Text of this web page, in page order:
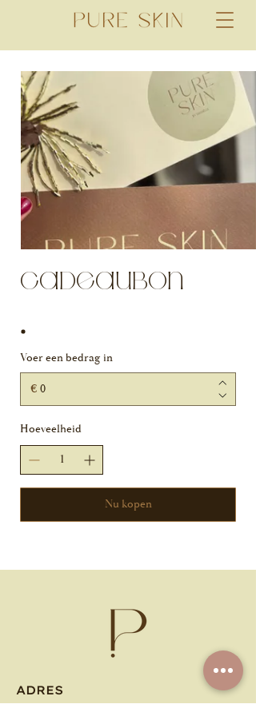
Cadeaubon
Voer een bedrag in
€
Hoeveelheid
Nu kopen
ADRES